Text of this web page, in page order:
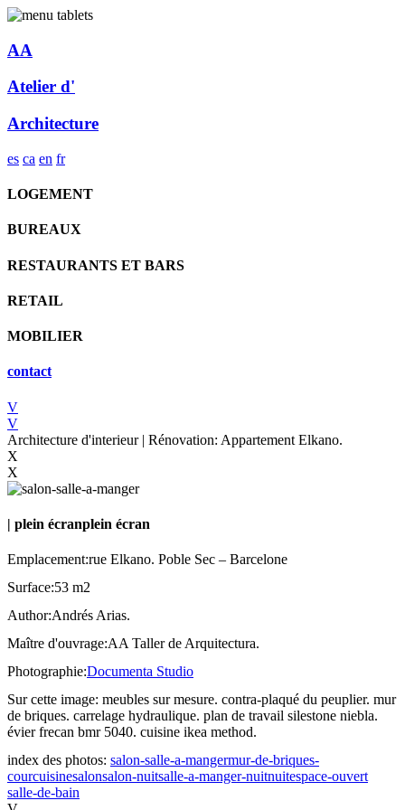
AA
Atelier d'
Architecture
es ca en fr
LOGEMENT
BUREAUX
RESTAURANTS ET BARS
RETAIL
MOBILIER
contact
V
V
Architecture d'interieur | Rénovation: Appartement Elkano.
X
X
| plein écranplein écran
Emplacement:rue Elkano. Poble Sec – Barcelone
Surface:53 m2
Author:Andrés Arias.
Maître d'ouvrage:AA Taller de Arquitectura.
Photographie:Documenta Studio
Sur cette image: meubles sur mesure. contra-plaqué du peuplier. mur
de briques. carrelage hydraulique. plan de travail silestone niebla.
évier frecan bmr 5040. cuisine ikea method.
index des photos: salon-salle-a-mangermur-de-briques-
courcuisinesalonsalon-nuitsalle-a-manger-nuitnuitespace-ouvert
salle-de-bain